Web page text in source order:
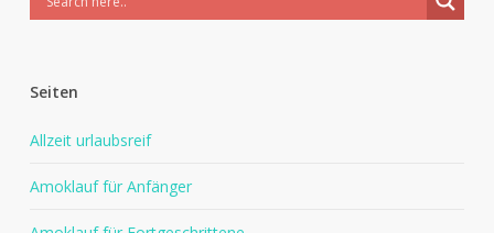
Seiten
Allzeit urlaubsreif
Amoklauf für Anfänger